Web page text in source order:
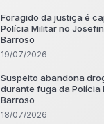
Foragido da justiça é
Polícia Militar no
Barroso
19/07/2026
Suspeito abandona
durante fuga da Polícia
Barroso
18/07/2026